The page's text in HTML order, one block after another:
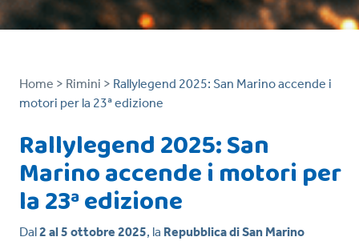
Home > Rimini > Rallylegend 2025: San Marino accende i
motori per la 23ª edizione
Rallylegend 2025: San
Marino accende i motori per
la 23ª edizione
Dal2 al 5 ottobre 2025, la Repubblica di San Marino